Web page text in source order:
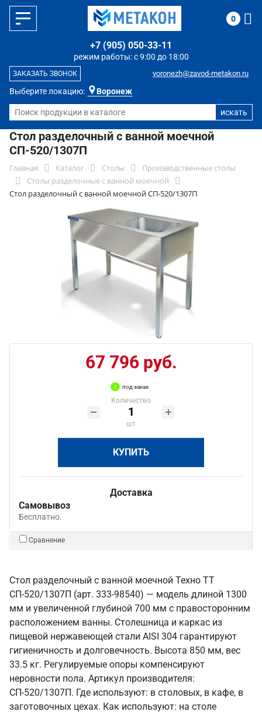
Выберите локацию: Воронеж
режим работы: с 9:00 до 18:00
+7 (905) 050-33-11
voronezh@zavod-metakon.ru
ЗАКАЗАТЬ ЗВОНОК
0
Стол разделочный с ванной моечной
СП-520/1307П
Главная Каталог Столы
Производственные столы
Столы разделочные с ванной моечной
Стол разделочный с ванной моечной СП-520/1307П
67 796 руб.
под заказ
Количество
шт
КУПИТЬ
Доставка
Самовывоз
Бесплатно.
Сравнение
Стол разделочный с ванной моечной Техно ТТ
СП-520/1307П (арт. 333-98540) — модель длиной 1300
мм и увеличенной глубиной 700 мм с правосторонним
расположением ванны. Столешница и каркас из
пищевой нержавеющей стали AISI 304 гарантируют
гигиеничность и долговечность. Высота 850 мм, вес
33.5 кг. Регулируемые опоры компенсируют
неровности пола. Артикул производителя:
СП-520/1307П. Где используют: в столовых, в кафе, в
заготовочных цехах. Как используют: на столе